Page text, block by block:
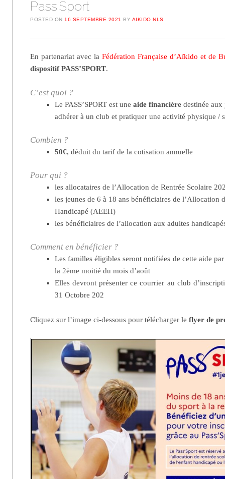
Pass’Sport
POSTED ON16 SEPTEMBRE 2021 BY AIKIDO NLS
En partenariat avec la Fédération Française d’Aïkido et de
dispositif PASS’SPORT.
C’est quoi ?
Le PASS’SPORT est une aide financièredestinée aux
adhérer à un club et pratiquer une activité physique /
Combien ?
50€, déduit du tarif de la cotisation annuelle
Pour qui ?
les allocataires de l’Allocation de Rentrée Scolaire
les jeunes de 6 à 18 ans bénéficiaires de l’Allocation
Handicapé (AEEH)
les bénéficiaires de l’allocation aux adultes
Comment en bénéficier ?
Les familles éligibles seront notifiées de cette aide
la 2ème moitié du mois d’août
Elles devront présenter ce courrier au club
31 Octobre 202
Cliquez sur l’image ci-dessous pour télécharger leflyer de